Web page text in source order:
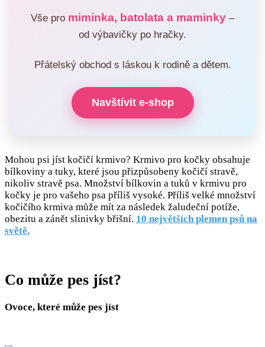
Vše pro miminka, batolata a maminky –
od výbavičky po hračky.
Přátelský obchod s láskou k rodině a dětem.
Navštívit e-shop
Mohou psi jíst kočičí krmivo? Krmivo pro kočky obsahuje
bílkoviny a tuky, které jsou přizpůsobeny kočičí stravě,
nikoliv stravě psa. Množství bílkovin a tuků v krmivu pro
kočky je pro vašeho psa příliš vysoké. Příliš velké množství
kočičího krmiva může mít za následek žaludeční potíže,
obezitu a zánět slinivky břišní. 10 největších plemen psů na
světě.
Co může pes jíst?
Ovoce, které může pes jíst